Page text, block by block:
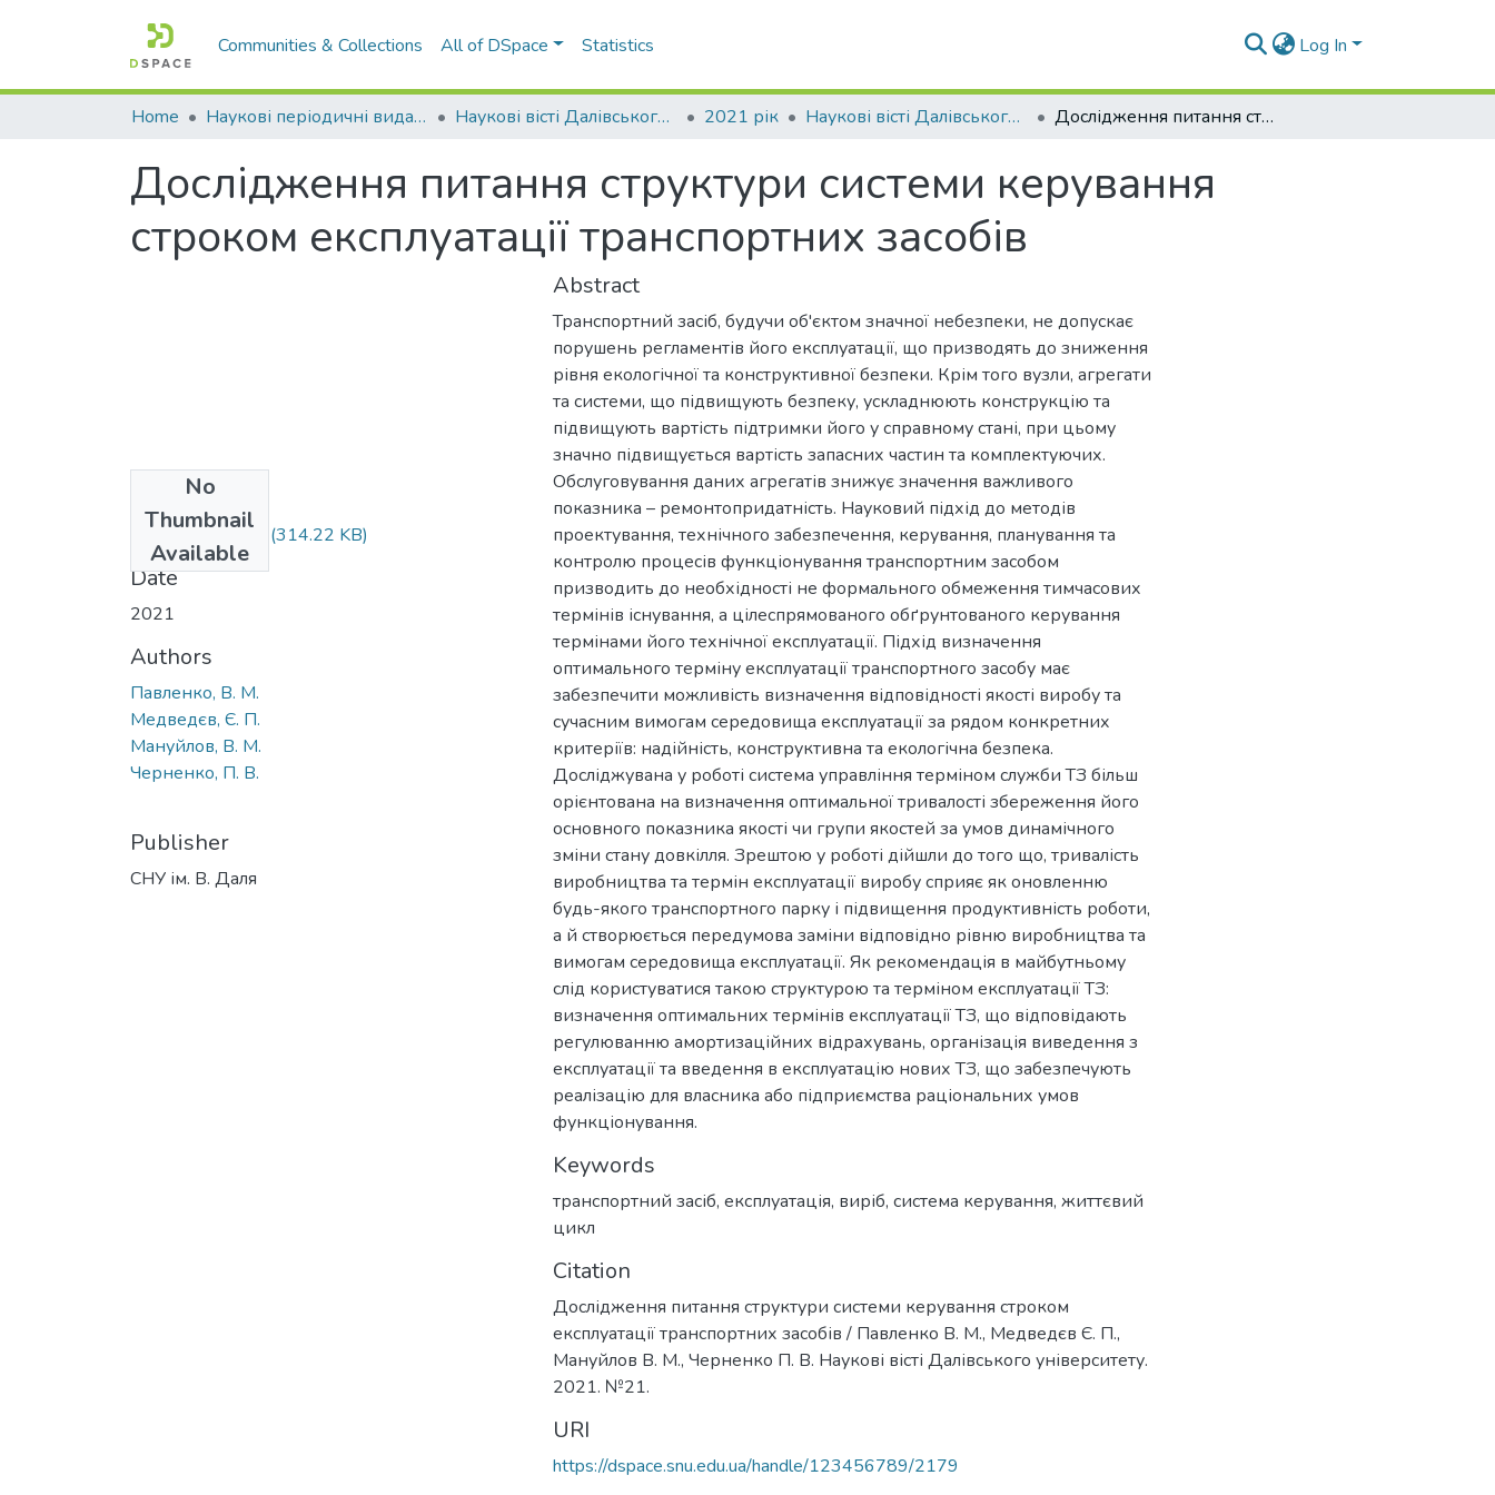
Communities & Collections All of DSpace Statistics Log In
Home Наукові періодичні видання СНУ ім. В. Даля Наукові вісті Далівського університету 2021 рік Наукові вісті Далівського університету № 21 Дослідження питання структури системи керування строком експлуатації транспортних засобів
Дослідження питання структури системи керування
строком експлуатації транспортних засобів
No
Thumbnail
Available
2021_22_11.pdf (314.22 KB)
Date
2021
Authors
Павленко, В. М.
Медведєв, Є. П.
Мануйлов, В. М.
Черненко, П. В.
Publisher
СНУ ім. В. Даля
Abstract
Транспортний засіб, будучи об'єктом значної небезпеки, не допускає
порушень регламентів його експлуатації, що призводять до зниження
рівня екологічної та конструктивної безпеки. Крім того вузли, агрегати
та системи, що підвищують безпеку, ускладнюють конструкцію та
підвищують вартість підтримки його у справному стані, при цьому
значно підвищується вартість запасних частин та комплектуючих.
Обслуговування даних агрегатів знижує значення важливого
показника – ремонтопридатність. Науковий підхід до методів
проектування, технічного забезпечення, керування, планування та
контролю процесів функціонування транспортним засобом
призводить до необхідності не формального обмеження тимчасових
термінів існування, а цілеспрямованого обґрунтованого керування
термінами його технічної експлуатації. Підхід визначення
оптимального терміну експлуатації транспортного засобу має
забезпечити можливість визначення відповідності якості виробу та
сучасним вимогам середовища експлуатації за рядом конкретних
критеріїв: надійність, конструктивна та екологічна безпека.
Досліджувана у роботі система управління терміном служби ТЗ більш
орієнтована на визначення оптимальної тривалості збереження його
основного показника якості чи групи якостей за умов динамічного
зміни стану довкілля. Зрештою у роботі дійшли до того що, тривалість
виробництва та термін експлуатації виробу сприяє як оновленню
будь-якого транспортного парку і підвищення продуктивність роботи,
а й створюється передумова заміни відповідно рівню виробництва та
вимогам середовища експлуатації. Як рекомендація в майбутньому
слід користуватися такою структурою та терміном експлуатації ТЗ:
визначення оптимальних термінів експлуатації ТЗ, що відповідають
регулюванню амортизаційних відрахувань, організація виведення з
експлуатації та введення в експлуатацію нових ТЗ, що забезпечують
реалізацію для власника або підприємства раціональних умов
функціонування.
Keywords
транспортний засіб, експлуатація, виріб, система керування, життєвий
цикл
Citation
Дослідження питання структури системи керування строком
експлуатації транспортних засобів / Павленко В. М., Медведєв Є. П.,
Мануйлов В. М., Черненко П. В. Наукові вісті Далівського університету.
2021. №21.
URI
https://dspace.snu.edu.ua/handle/123456789/2179